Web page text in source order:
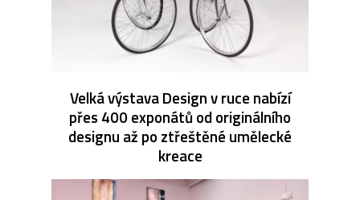
Velká výstava Design v ruce nabízí
přes 400 exponátů od originálního
designu až po ztřeštěné umělecké
kreace